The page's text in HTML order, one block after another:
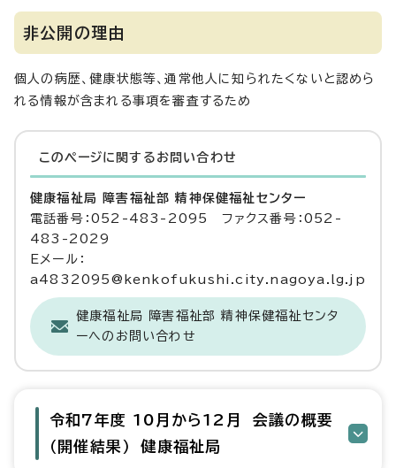
非公開の理由
個人の病歴、健康状態等、通常他人に知られたくないと認めら
れる情報が含まれる事項を審査するため
このページに関する お問い合わせ
健康福祉局 障害福祉部 精神保健福祉センター
電話番号：052-483-2095 ファクス番号：052-
483-2029
Eメール：
a4832095@kenkofukushi.city.nagoya.lg.jp
健康福祉局 障害福祉部 精神保健福祉センタ
ーへのお問い合わせ
令和7年度 10月から12月 会議の概要
（開催結果） 健康福祉局